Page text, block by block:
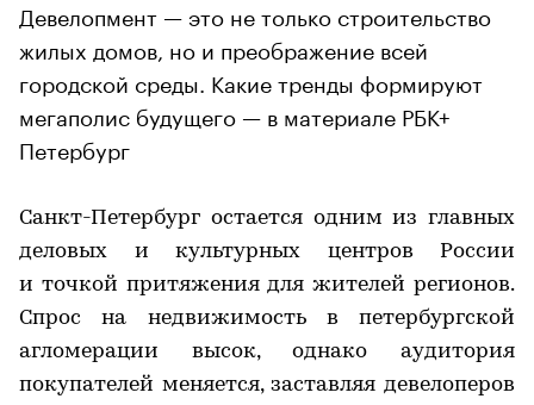
Девелопмент — это не только строительство
жилых домов, но и преображение всей
городской среды. Какие тренды формируют
мегаполис будущего — в материале РБК+
Петербург
Санкт-Петербург остается одним из главных
деловых и культурных центров России
и точкой притяжения для жителей регионов.
Спрос на недвижимость в петербургской
агломерации высок, однако аудитория
покупателей меняется, заставляя девелоперов